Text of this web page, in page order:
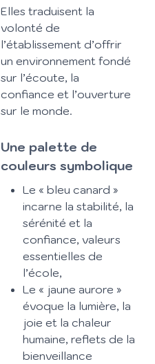
Elles traduisent la
volonté de
l’établissement d’offrir
un environnement fondé
sur l’écoute, la
confiance et l’ouverture
sur le monde.
Une palette de
couleurs symbolique
Le « bleu canard »
incarne la stabilité, la
sérénité et la
confiance, valeurs
essentielles de
l’école,
Le « jaune aurore »
évoque la lumière, la
joie et la chaleur
humaine, reflets de la
bienveillance